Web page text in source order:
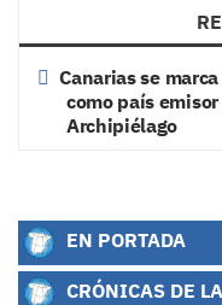
Canarias se
como país
Archipiélago
EN PORTADA
CRÓNICAS DE